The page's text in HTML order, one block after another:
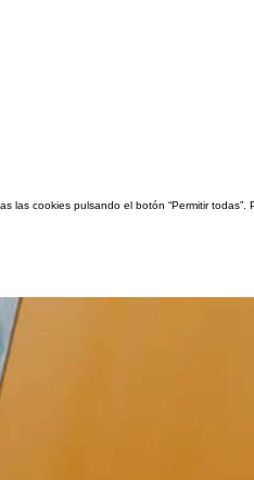
las cookies pulsando el botón “Permitir todas”.